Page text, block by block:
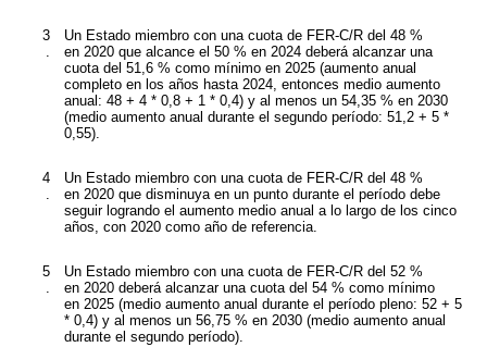
3
Un Estado miembro con una cuota de FER-C/R del 48 %
en 2020 que alcance el 50 % en 2024 deberá alcanzar una
cuota del 51,6 % como mínimo en 2025 (aumento anual
completo en los años hasta 2024, entonces medio aumento
anual: 48 + 4 * 0,8 + 1 * 0,4) y al menos un 54,35 % en 2030
(medio aumento anual durante el segundo período: 51,2 + 5 *
0,55).
4
Un Estado miembro con una cuota de FER-C/R del 48 %
en 2020 que disminuya en un punto durante el período debe
seguir logrando el aumento medio anual a lo largo de los cinco
años, con 2020 como año de referencia.
5
.
Un Estado miembro con una cuota de FER-C/R del 52 %
en 2020 deberá alcanzar una cuota del 54 % como mínimo
en 2025 (medio aumento anual durante el período pleno: 52 + 5
* 0,4) y al menos un 56,75 % en 2030 (medio aumento anual
durante el segundo período).